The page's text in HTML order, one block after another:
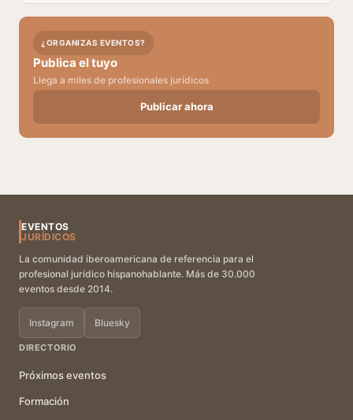
¿ORGANIZAS EVENTOS?
Publica el tuyo
Llega a miles de profesionales jurídicos
Publicar ahora
EVENTOS
JURÍDICOS
La comunidad iberoamericana de referencia para el
profesional jurídico hispanohablante. Más de 30.000
eventos desde 2014.
Instagram Bluesky
DIRECTORIO
Próximos eventos
Formación